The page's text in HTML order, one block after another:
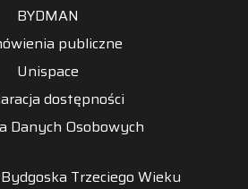
BYDMAN
publiczne
Unispace
dostępności
Danych Osobowych
Trzeciego Wieku